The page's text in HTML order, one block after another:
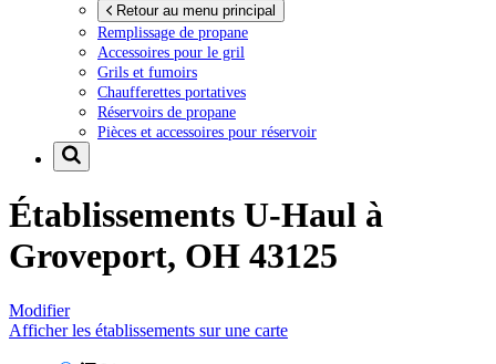
Retour au menu principal
Remplissage de propane
Accessoires pour le gril
Grils et fumoirs
Chaufferettes portatives
Réservoirs de propane
Pièces et accessoires pour réservoir
Établissements U-Haul à
Groveport, OH 43125
Modifier
Afficher les établissements sur une carte